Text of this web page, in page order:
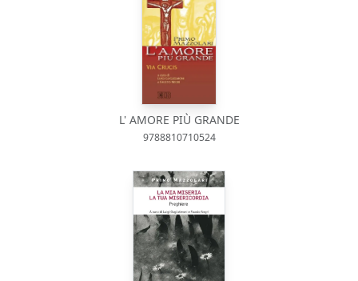
L' AMORE PIÙ GRANDE
9788810710524